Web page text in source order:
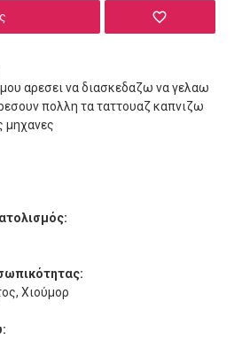
αρεσει να διασκεδαζω να γελαω
πολλη τα ταττουαζ καπνιζω
μηχανες
Χιούμορ